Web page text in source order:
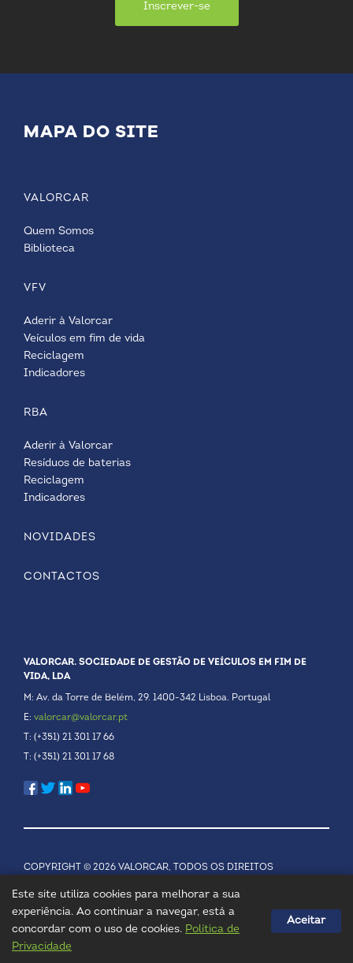
Inscrever-se
MAPA DO SITE
VALORCAR
Quem Somos
Biblioteca
VFV
Aderir à Valorcar
Veículos em fim de vida
Reciclagem
Indicadores
RBA
Aderir à Valorcar
Resíduos de baterias
Reciclagem
Indicadores
NOVIDADES
CONTACTOS
VALORCAR. SOCIEDADE DE GESTÃO DE VEÍCULOS EM FIM DE
VIDA, LDA
M: Av. da Torre de Belém, 29. 1400-342 Lisboa. Portugal
E: valorcar@valorcar.pt
T: (+351) 21 301 17 66
T: (+351) 21 301 17 68
COPYRIGHT © 2026 VALORCAR, TODOS OS DIREITOS
Este site utiliza cookies para melhorar a sua
experiência. Ao continuar a navegar, está a
concordar com o uso de cookies. Política de
Privacidade
Aceitar